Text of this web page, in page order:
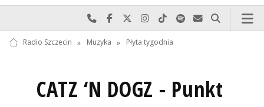
Najlepiej po prostu do nas zadzwoń
Odwiedź nas na Facebook-u
Odwiedź nas na X
Odwiedź nas na Instagram-ie
Odwiedź nas na TikTok-u
Szukaj nas na Spotify
Wyślij do nas
Szukaj
Radio Szczecin » Muzyka » Płyta tygodnia
CATZ ‘N DOGZ - Punkt